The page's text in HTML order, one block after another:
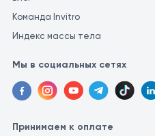
Команда Invitro
Индекс массы тела
Мы в социальных сетях
Принимаем к оплате